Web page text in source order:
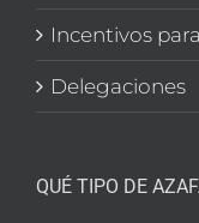
Incentivos
Delegaciones
QUÉ TIPO DE